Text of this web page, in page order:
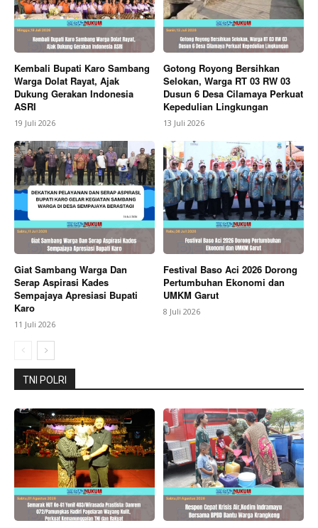
Company
About
Contact us
Subscription Plans
My account
Bagikan Artikel
Berita Lainnya Kurang dari 3 Jam, Polisi Tangkap
Terduga Pembunuh Perangkat Desa di Pekalongan
Kembali Bupati Karo Sambang
Warga Dolat Rayat, Ajak
Dukung Gerakan Indonesia
ASRI
19 Juli 2026
Gotong Royong Bersihkan
Selokan, Warga RT 03 RW 03
Dusun 6 Desa Cilamaya Perkuat
Kepedulian Lingkungan
13 Juli 2026
Giat Sambang Warga Dan
Serap Aspirasi Kades
Sempajaya Apresiasi Bupati
Karo
11 Juli 2026
Festival Baso Aci 2026 Dorong
Pertumbuhan Ekonomi dan
UMKM Garut
8 Juli 2026
TNI POLRI